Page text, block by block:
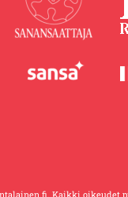
Kaikki oikeudet